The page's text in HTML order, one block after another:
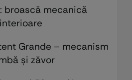
broască mecanică
Grande – mecanism
și zăvor